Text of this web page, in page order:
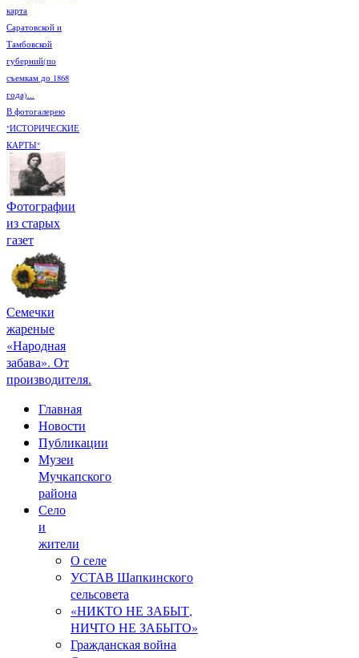
карта
Саратовской и
Тамбовской
губерний(по
съемкам до 1868
года)...
В фотогалерею
"ИСТОРИЧЕСКИЕ
КАРТЫ"
Фотографии
из старых
газет
Семечки
жареные
«Народная
забава». От
производителя.
Главная
Новости
Публикации
Музеи
Мучкапского
района
Село
и
жители
О селе
УСТАВ Шапкинского
сельсовета
«НИКТО НЕ ЗАБЫТ,
НИЧТО НЕ ЗАБЫТО»
Гражданская война